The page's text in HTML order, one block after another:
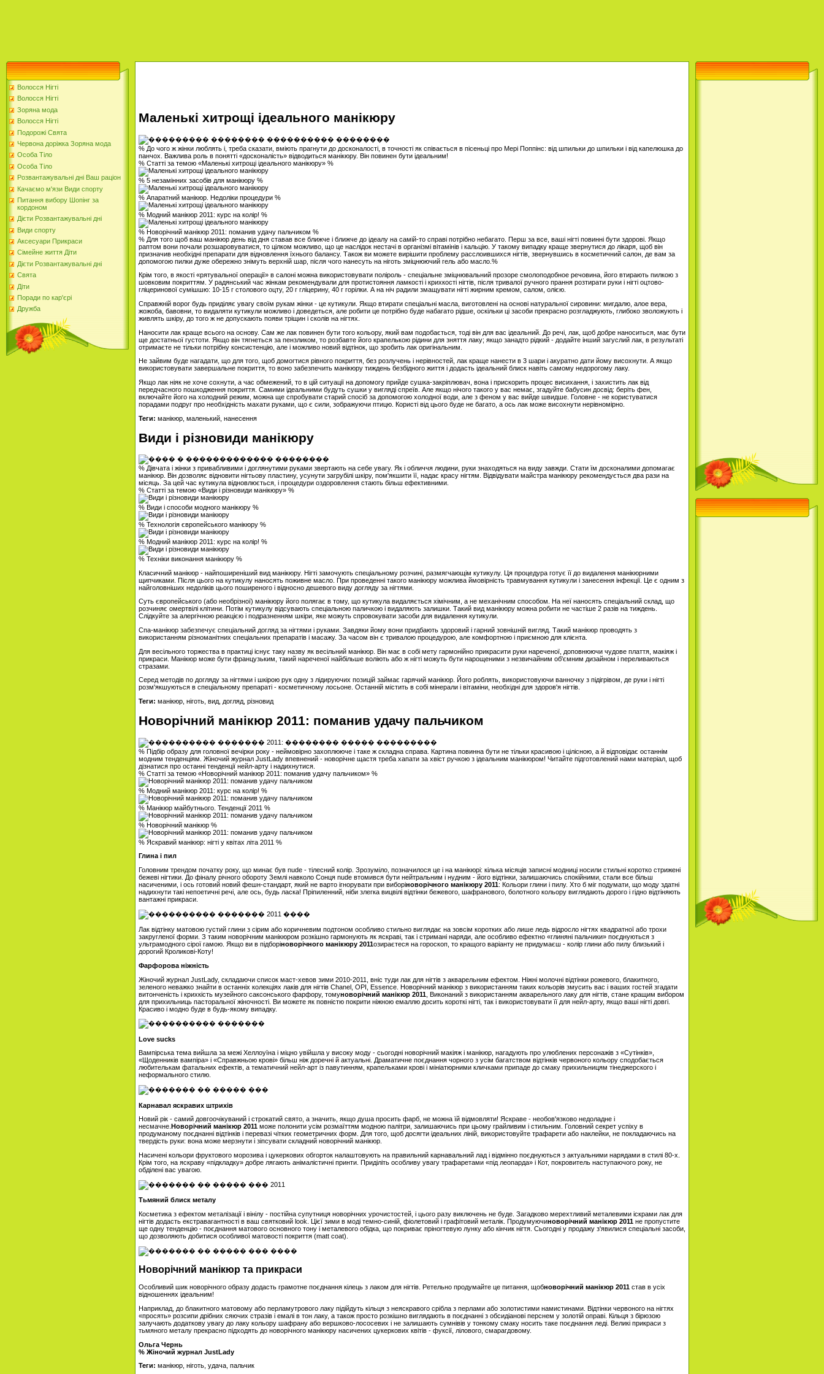
Волосся Нігті
Волосся Нігті
Зоряна мода
Волосся Нігті
Подорожі Свята
Червона доріжка Зоряна мода
Особа Тіло
Особа Тіло
Розвантажувальні дні Ваш раціон
Качаємо м'язи Види спорту
Питання вибору Шопінг за
кордоном
Дієти Розвантажувальні дні
Види спорту
Аксесуари Прикраси
Сімейне життя Діти
Дієти Розвантажувальні дні
Свята
Діти
Поради по кар'єрі
Дружба
Маленькі хитрощі ідеального манікюру
% До чого ж жінки люблять і, треба сказати, вміють прагнути до досконалості, в точності як співається в пісеньці про Мері Поппінс: від шпильки до шпильки і від капелюшка до
панчох. Важлива роль в понятті «досконалість» відводиться манікюру. Він повинен бути ідеальним!
% Статті за темою «Маленькі хитрощі ідеального манікюру» %
% 5 незамінних засобів для манікюру %
% Апаратний манікюр. Недоліки процедури %
% Модний манікюр 2011: курс на колір! %
% Новорічний манікюр 2011: поманив удачу пальчиком %
% Для того щоб ваш манікюр день від дня ставав все ближче і ближче до ідеалу на самій-то справі потрібно небагато. Перш за все, ваші нігті повинні бути здорові. Якщо
раптом вони почали розшаровуватися, то цілком можливо, що це наслідок нестачі в організмі вітамінів і кальцію. У такому випадку краще звернутися до лікаря, щоб він
призначив необхідні препарати для відновлення їхнього балансу. Також ви можете вирішити проблему расслоившихся нігтів, звернувшись в косметичний салон, де вам за
допомогою пилки дуже обережно знімуть верхній шар, після чого нанесуть на ніготь зміцнюючий гель або масло.%
Крім того, в якості «рятувальної операції» в салоні можна використовувати поліроль - спеціальне зміцнювальний прозоре смолоподобное речовина, його втирають пилкою з
шовковим покриттям. У радянський час жінкам рекомендували для протистояння ламкості і крихкості нігтів, після тривалої ручного прання розтирати руки і нігті оцтово-
гліцеринової сумішшю: 10-15 г столового оцту, 20 г гліцерину, 40 г горілки. А на ніч радили змащувати нігті жирним кремом, салом, олією.
Справжній ворог будь приділяє увагу своїм рукам жінки - це кутикули. Якщо втирати спеціальні масла, виготовлені на основі натуральної сировини: мигдалю, алое вера,
жожоба, бавовни, то видаляти кутикули можливо і доведеться, але робити це потрібно буде набагато рідше, оскільки ці засоби прекрасно розгладжують, глибоко зволожують і
живлять шкіру, до того ж не допускають появи тріщин і сколів на нігтях.
Наносити лак краще всього на основу. Сам же лак повинен бути того кольору, який вам подобається, тоді він для вас ідеальний. До речі, лак, щоб добре наноситься, має бути
ще достатньої густоти. Якщо він тягнеться за пензликом, то розбавте його крапелькою рідини для зняття лаку; якщо занадто рідкий - додайте інший загуслий лак, в результаті
отримаєте не тільки потрібну консистенцію, але і можливо новий відтінок, що зробить лак оригінальним.
Не зайвим буде нагадати, що для того, щоб домогтися рівного покриття, без розлучень і нерівностей, лак краще нанести в 3 шари і акуратно дати йому висохнути. А якщо
використовувати завершальне покриття, то воно забезпечить манікюру тиждень безбідного життя і додасть ідеальний блиск навіть самому недорогому лаку.
Якщо лак ніяк не хоче сохнути, а час обмежений, то в цій ситуації на допомогу прийде сушка-закріплювач, вона і прискорить процес висихання, і захистить лак від
передчасного пошкодження покриття. Самими ідеальними будуть сушки у вигляді спреїв. Але якщо нічого такого у вас немає, згадуйте бабусин досвід: беріть фен,
включайте його на холодний режим, можна ще спробувати старий спосіб за допомогою холодної води, але з феном у вас вийде швидше. Головне - не користуватися
порадами подруг про необхідність махати руками, що є сили, зображуючи птицю. Користі від цього буде не багато, а ось лак може висохнути нерівномірно.
Теги: манікюр, маленький, нанесення
Види і різновиди манікюру
% Дівчата і жінки з привабливими і доглянутими руками звертають на себе увагу. Як і обличчя людини, руки знаходяться на виду завжди. Стати їм досконалими допомагає
манікюр. Він дозволяє відновити нігтьову пластину, усунути загрубілі шкіру, пом'якшити її, надає красу нігтям. Відвідувати майстра манікюру рекомендується два рази на
місяць. За цей час кутикула відновлюється, і процедури оздоровлення стають більш ефективними.
% Статті за темою «Види і різновиди манікюру» %
% Види і способи модного манікюру %
% Технологія європейського манікюру %
% Модний манікюр 2011: курс на колір! %
% Техніки виконання манікюру %
Класичний манікюр - найпоширеніший вид манікюру. Нігті замочують спеціальному розчині, размягчающім кутикулу. Ця процедура готує її до видалення манікюрними
щипчиками. Після цього на кутикулу наносять поживне масло. При проведенні такого манікюру можлива ймовірність травмування кутикули і занесення інфекції. Це є одним з
найголовніших недоліків цього поширеного і відносно дешевого виду догляду за нігтями.
Суть європейського (або необрізної) манікюру його полягає в тому, що кутикула видаляється хімічним, а не механічним способом. На неї наносять спеціальний склад, що
розчиняє омертвілі клітини. Потім кутикулу відсувають спеціальною паличкою і видаляють залишки. Такий вид манікюру можна робити не частіше 2 разів на тиждень.
Слідкуйте за алергічною реакцією і подразненням шкіри, яке можуть спровокувати засоби для видалення кутикули.
Спа-манікюр забезпечує спеціальний догляд за нігтями і руками. Завдяки йому вони придбають здоровий і гарний зовнішній вигляд. Такий манікюр проводять з
використанням різноманітних спеціальних препаратів і масажу. За часом він є тривалою процедурою, але комфортною і приємною для клієнта.
Для весільного торжества в практиці існує таку назву як весільний манікюр. Він має в собі мету гармонійно прикрасити руки нареченої, доповнюючи чудове плаття, макіяж і
прикраси. Манікюр може бути французьким, такий нареченої найбільше воліють або ж нігті можуть бути нарощеними з незвичайним об'ємним дизайном і переливаються
стразами.
Серед методів по догляду за нігтями і шкірою рук одну з лідируючих позицій займає гарячий манікюр. Його роблять, використовуючи ванночку з підігрівом, де руки і нігті
розм'якшуються в спеціальному препараті - косметичному лосьоне. Останній містить в собі мінерали і вітаміни, необхідні для здоров'я нігтів.
Теги: манікюр, ніготь, вид, догляд, різновид
Новорічний манікюр 2011: поманив удачу пальчиком
% Підбір образу для головної вечірки року - неймовірно захоплююче і таке ж складна справа. Картина повинна бути не тільки красивою і цілісною, а й відповідає останнім
модним тенденціям. Жіночий журнал JustLady впевнений - новорічне щастя треба хапати за хвіст ручкою з ідеальним манікюром! Читайте підготовлений нами матеріал, щоб
дізнатися про останні тенденції нейл-арту і надихнутися.
% Статті за темою «Новорічний манікюр 2011: поманив удачу пальчиком» %
% Модний манікюр 2011: курс на колір! %
% Манікюр майбутнього. Тенденції 2011 %
% Новорічний манікюр %
% Яскравий манікюр: нігті у квітах літа 2011 %
Глина і пил
Головним трендом початку року, що минає був nude - тілесний колір. Зрозуміло, позначилося це і на манікюрі: кілька місяців записні модниці носили стильні коротко стрижені
бежеві нігтики. До фіналу річного обороту Землі навколо Сонця nude втомився бути нейтральним і нудним - його відтінки, залишаючись спокійними, стали все більш
насиченими, і ось готовий новий фешн-стандарт, який не варто ігнорувати при виборіноворічного манікюру 2011: Кольори глини і пилу. Хто б міг подумати, що моду здатні
надихнути такі непоетичні речі, але ось, будь ласка! Пріпиленний, ніби злегка вицвілі відтінки бежевого, шафранового, болотного кольору виглядають дорого і гідно відтіняють
вантажні прикраси.
Лак відтінку матовою густий глини з сірим або коричневим подтоном особливо стильно виглядає на зовсім коротких або лише ледь відросло нігтях квадратної або трохи
закругленої форми. З таким новорічним манікюром розкішно гармонують як яскраві, так і стримані наряди, але особливо ефектно «глиняні пальчики» поєднуються з
ультрамодного сірої гамою. Якщо ви в підборіноворічного манікюру 2011озираєтеся на гороскоп, то кращого варіанту не придумаєш - колір глини або пилу близький і
дорогий Кроликові-Коту!
Фарфорова ніжність
Жіночий журнал JustLady, складаючи список маст-хевов зими 2010-2011, вніс туди лак для нігтів з акварельним ефектом. Ніжні молочні відтінки рожевого, блакитного,
зеленого неважко знайти в останніх колекціях лаків для нігтів Chanel, OPI, Essence. Новорічний манікюр з використанням таких кольорів змусить вас і ваших гостей згадати
витонченість і крихкість музейного саксонського фарфору, томуноворічний манікюр 2011 , Виконаний з використанням акварельного лаку для нігтів, стане кращим вибором
для прихильниць пасторальної жіночності. Ви можете як повністю покрити ніжною емаллю досить короткі нігті, так і використовувати її для нейл-арту, якщо ваші нігті довгі.
Красиво і модно буде в будь-якому випадку.
Love sucks
Вампірська тема вийшла за межі Хеллоуїна і міцно увійшла у високу моду - сьогодні новорічний макіяж і манікюр, нагадують про улюблених персонажів з «Сутінків»,
«Щоденників вампіра» і «Справжньою крові» більш ніж доречні й актуальні. Драматичне поєднання чорного з усім багатством відтінків червоного кольору сподобається
любителькам фатальних ефектів, а тематичний нейл-арт із павутинням, крапельками крові і мініатюрними кличками припаде до смаку прихильницям тінеджерского і
неформального стилю.
Карнавал яскравих штрихів
Новий рік - самий довгоочікуваний і строкатий свято, а значить, якщо душа просить фарб, не можна їй відмовляти! Яскраве - необов'язково недоладне і
несмачне. Новорічний манікюр 2011 може полонити усім розмаїттям модною палітри, залишаючись при цьому грайливим і стильним. Головний секрет успіху в
продуманому поєднанні відтінків і перевазі чітких геометричних форм. Для того, щоб досягти ідеальних ліній, використовуйте трафарети або наклейки, не покладаючись на
твердість руки: вона може мерзнути і зіпсувати складний новорічний манікюр.
Насичені кольори фруктового морозива і цукеркових обгорток налаштовують на правильний карнавальний лад і відмінно поєднуються з актуальними нарядами в стилі 80-х.
Крім того, на яскраву «підкладку» добре лягають анімалістичні принти. Приділіть особливу увагу трафаретами «під леопарда» і Кот, покровитель наступаючого року, не
обділені вас увагою.
Тьмяний блиск металу
Косметика з ефектом металізації і вінілу - постійна супутниця новорічних урочистостей, і цього разу виключень не буде. Загадково мерехтливий металевими іскрами лак для
нігтів додасть екстравагантності в ваш святковий look. Цієї зими в моді темно-синій, фіолетовий і графітовий металік. Продумуючиноворічний манікюр 2011 не пропустите
ще одну тенденцію - поєднання матового основного тону і металевого обідка, що покриває пріногтевую лунку або кінчик нігтя. Сьогодні у продажу з'явилися спеціальні засоби,
що дозволяють добитися особливої ​​матовості покриття (matt coat).
Новорічний манікюр та прикраси
Особливий шик новорічного образу додасть грамотне поєднання кілець з лаком для нігтів. Ретельно продумайте це питання, щобноворічний манікюр 2011 став в усіх
відношеннях ідеальним!
Наприклад, до блакитного матовому або перламутрового лаку підійдуть кільця з неяскравого срібла з перлами або золотистими намистинами. Відтінки червоного на нігтях
«просять» розсипи дрібних сяючих стразів і емалі в тон лаку, а також просто розкішно виглядають в поєднанні з обсидіанові перснем у золотій оправі. Кільця з бірюзою
залучають додаткову увагу до лаку кольору шафрану або вершково-лососевих і не залишають сумнівів у тонкому смаку носить таке поєднання леді. Великі прикраси з
тьмяного металу прекрасно підходять до новорічного манікюру насичених цукеркових квітів - фуксії, лілового, смарагдовому.
Ольга Чернь
% Жіночий журнал JustLady
Теги: манікюр, ніготь, удача, пальчик